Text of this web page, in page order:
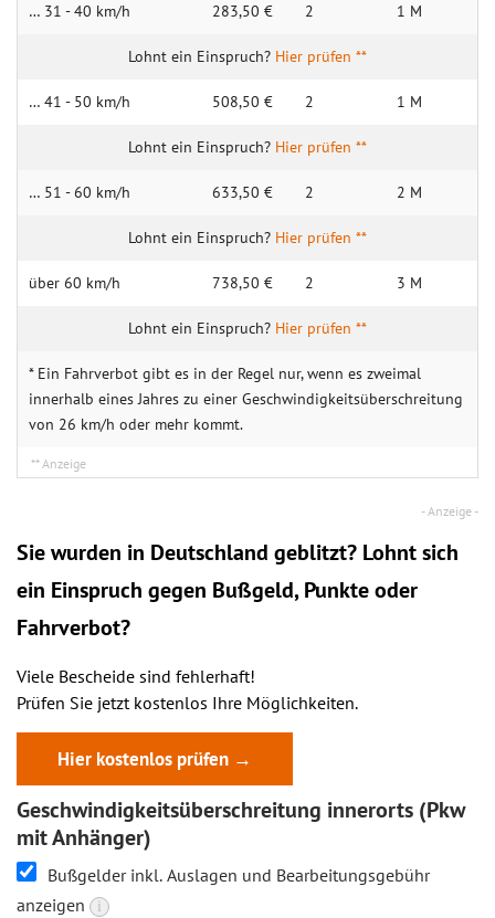
… 31 - 40 km/h 283,50 € 2 1 M
Hier prüfen **
… 41 - 50 km/h 508,50 € 2 1 M
Hier prüfen **
… 51 - 60 km/h 633,50 € 2 2 M
Hier prüfen **
über 60 km/h 738,50 € 2 3 M
Hier prüfen **
* Ein Fahrverbot gibt es in der Regel nur, wenn es zweimal
innerhalb eines Jahres zu einer Geschwindigkeitsüberschreitung
von 26 km/h oder mehr kommt.
Sie wurden in Deutschland geblitzt? Lohnt sich
ein Einspruch gegen Bußgeld, Punkte oder
Fahrverbot?
Viele Bescheide sind fehlerhaft!
Prüfen Sie jetzt kostenlos Ihre Möglichkeiten.
Hier kostenlos prüfen →
Geschwindigkeitsüberschreitung innerorts (Pkw
mit Anhänger)
Bußgelder inkl. Auslagen und Bearbeitungsgebühr
anzeigen
i